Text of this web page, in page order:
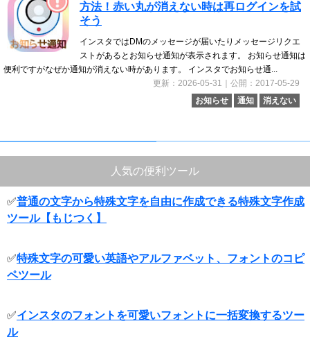
方法！赤い丸が消えない時は再ログインを試
そう
インスタではDMのメッセージが届いたりメッセージリクエ
ストがあるとお知らせ通知が表示されます。 お知らせ通知は
便利ですがなぜか通知が消えない時があります。 インスタでお知らせ通...
更新：2026-05-31｜公開：2017-05-29
お知らせ
通知 消えない
人気の便利ツール
✅普通の文字から特殊文字を自由に作成できる特殊文字作成
ツール【もじつく】
✅特殊文字の可愛い英語やアルファベット、フォントのコピ
ペツール
✅インスタのフォントを可愛いフォントに一括変換するツー
ル